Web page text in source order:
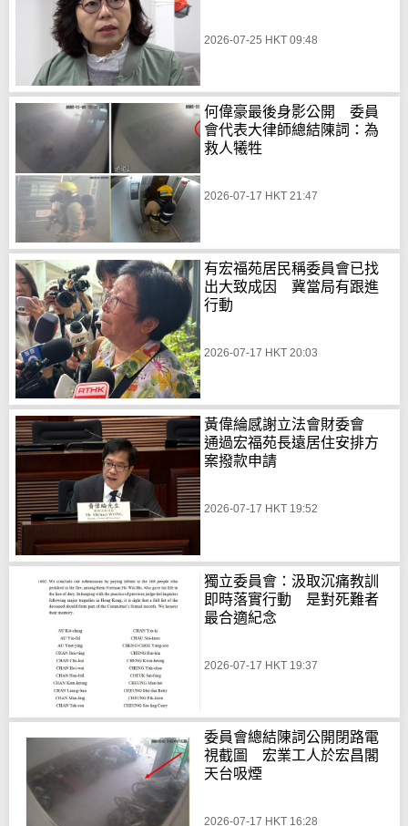
2026-07-25 HKT 09:48
何偉豪最後身影公開 委員
會代表大律師總結陳詞：為
救人犧牲
2026-07-17 HKT 21:47
有宏福苑居民稱委員會已找
出大致成因 冀當局有跟進
行動
2026-07-17 HKT 20:03
黃偉綸感謝立法會財委會
通過宏福苑長遠居住安排方
案撥款申請
2026-07-17 HKT 19:52
獨立委員會：汲取沉痛教訓
即時落實行動 是對死難者
最合適紀念
2026-07-17 HKT 19:37
委員會總結陳詞公開閉路電
視截圖 宏業工人於宏昌閣
天台吸煙
2026-07-17 HKT 16:28